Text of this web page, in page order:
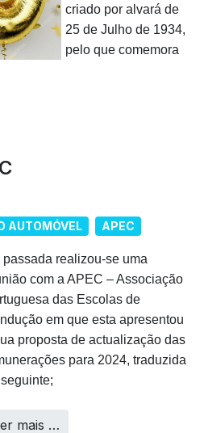
criado por alvará de
25 de Julho de 1934,
pelo que comemora
AUTOMÓVEL APEC
passada realizou-se uma
com a APEC – Associação
das Escolas de
em que esta apresentou
proposta de actualização das
para 2024, traduzida
mais …